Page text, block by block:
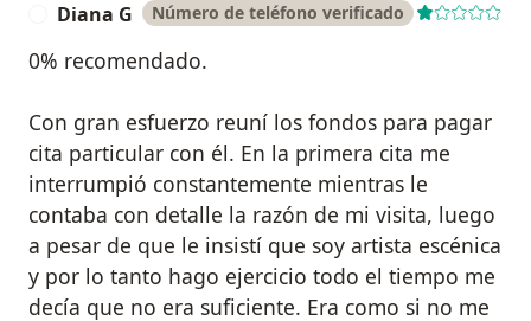
Diana G Número de teléfono verificado
0% recomendado.
Con gran esfuerzo reuní los fondos para pagar
cita particular con él. En la primera cita me
interrumpió constantemente mientras le
contaba con detalle la razón de mi visita, luego
a pesar de que le insistí que soy artista escénica
y por lo tanto hago ejercicio todo el tiempo me
decía que no era suficiente. Era como si no me